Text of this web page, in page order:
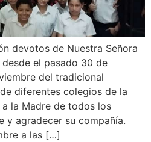
devotos de Nuestra Señora
el pasado 30 de
del tradicional
diferentes colegios de la
la Madre de todos los
y agradecer su compañía.
a las […]